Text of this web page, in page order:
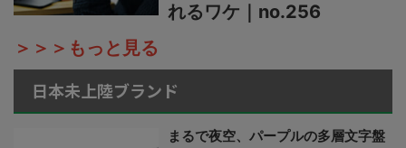
れるワケ｜no.256
＞＞＞もっと見る
日本未上陸ブランド
まるで夜空、パープルの多層文字盤